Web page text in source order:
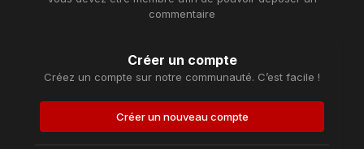
commentaire
Créer un compte
Créez un compte sur notre communauté. C’est facile !
Créer un nouveau compte